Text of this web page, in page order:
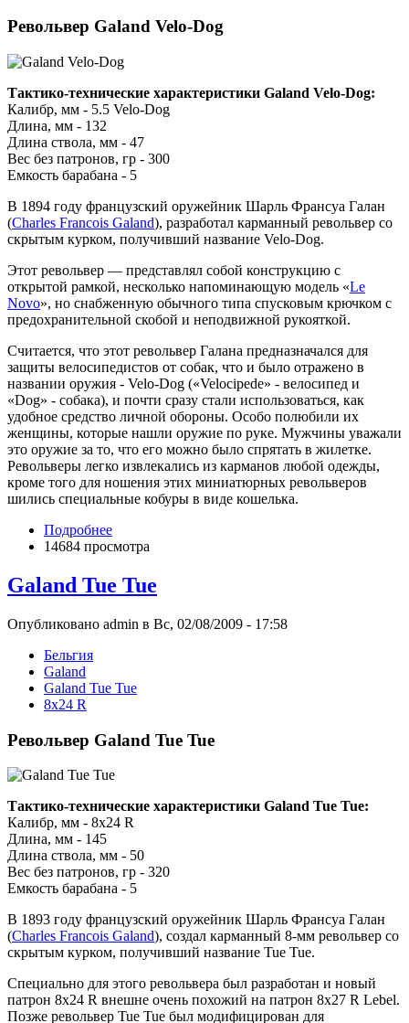
Револьвер Galand Velo-Dog
Тактико-технические характеристики Galand Velo-Dog:
Калибр, мм - 5.5 Velo-Dog
Длина, мм - 132
Длина ствола, мм - 47
Вес без патронов, гр - 300
Емкость барабана - 5
В 1894 году французский оружейник Шарль Франсуа Галан
(Charles Francois Galand), разработал карманный револьвер со
скрытым курком, получивший название Velo-Dog.
Этот револьвер — представлял собой конструкцию с
открытой рамкой, несколько напоминающую модель «Le
Novo», но снабженную обычного типа спусковым крючком с
предохранительной скобой и неподвижной рукояткой.
Считается, что этот револьвер Галана предназначался для
защиты велосипедистов от собак, что и было отражено в
названии оружия - Velo-Dog («Velocipede» - велосипед и
«Dog» - собака), и почти сразу стали использоваться, как
удобное средство личной обороны. Особо полюбили их
женщины, которые нашли оружие по руке. Мужчины уважали
это оружие за то, что его можно было спрятать в жилетке.
Револьверы легко извлекались из карманов любой одежды,
кроме того для ношения этих миниатюрных револьверов
шились специальные кобуры в виде кошелька.
Подробнее
14684 просмотра
Galand Tue Tue
Опубликовано admin в Вс, 02/08/2009 - 17:58
Бельгия
Galand
Galand Tue Tue
8x24 R
Револьвер Galand Tue Tue
Тактико-технические характеристики Galand Tue Tue:
Калибр, мм - 8x24 R
Длина, мм - 145
Длина ствола, мм - 50
Вес без патронов, гр - 320
Емкость барабана - 5
В 1893 году французский оружейник Шарль Франсуа Галан
(Charles Francois Galand), создал карманный 8-мм револьвер со
скрытым курком, получивший название Tue Tue.
Специально для этого револьвера был разработан и новый
патрон 8x24 R внешне очень похожий на патрон 8x27 R Lebel.
Позже револьвер Tue Tue был модифицирован для